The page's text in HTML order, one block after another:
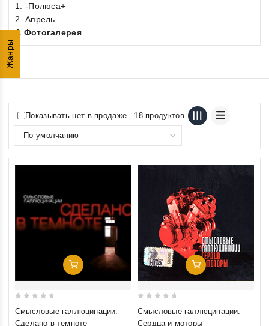
Жанры
1. -Полюса+
2. Апрель
& Фотогалерея
Показывать нет в продаже 18 продуктов
Добавить В Корзину
Смысловые галлюцинации.
Сделано в темноте
Добавить В Корзину
Смысловые галлюцинации.
Сердца и моторы